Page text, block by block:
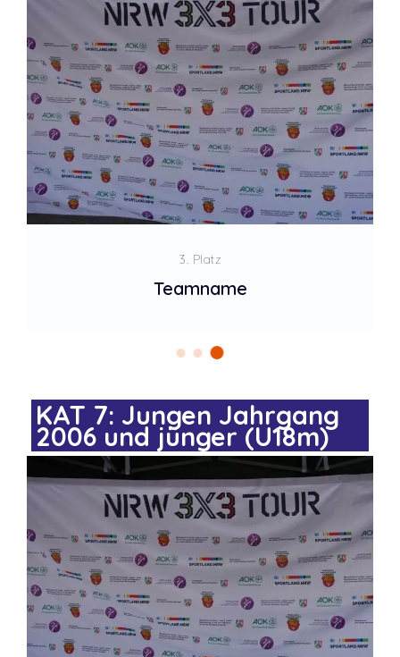
3. Platz
Teamname
KAT 7: Jungen Jahrgang
2006 und jünger (U18m)